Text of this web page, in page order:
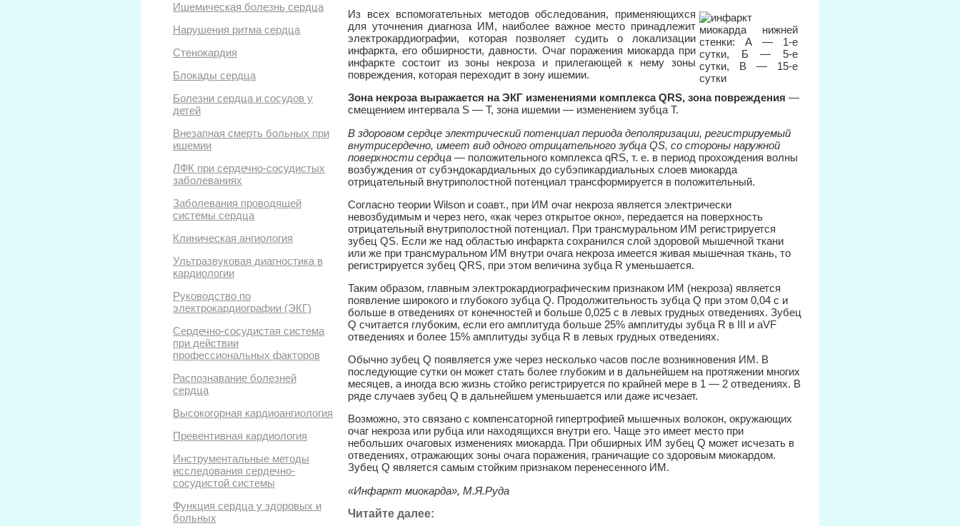
Ишемическая болезнь сердца
Нарушения ритма сердца
Стенокардия
Блокады сердца
Болезни сердца и сосудов у
детей
Внезапная смерть больных при
ишемии
ЛФК при сердечно-сосудистых
заболеваниях
Заболевания проводящей
системы сердца
Клиническая ангиология
Ультразвуковая диагностика в
кардиологии
Руководство по
электрокардиографии (ЭКГ)
Сердечно-сосудистая система
при действии
профессиональных факторов
Распознавание болезней
сердца
Высокогорная кардиоангиология
Превентивная кардиология
Инструментальные методы
исследования сердечно-
сосудистой системы
Функция сердца у здоровых и
больных
Из всех вспомогательных методов обследования, применяющихся
для уточнения диагноза ИМ, наиболее важное место принадлежит
электрокардиографии, которая позволяет судить о локализации
инфаркта, его обширности, давности. Очаг поражения миокарда при
инфаркте состоит из зоны некроза и прилегающей к нему зоны
повреждения, которая переходит в зону ишемии.
Зона некроза выражается на ЭКГ изменениями комплекса QRS, зона повреждения —
смещением интервала S — Т, зона ишемии — изменением зубца Т.
В здоровом сердце электрический потенциал периода деполяризации, регистрируемый
внутрисердечно, имеет вид одного отрицательного зубца QS, со стороны наружной
поверхности сердца — положительного комплекса qRS, т. е. в период прохождения волны
возбуждения от субэндокардиальных до субэпикардиальных слоев миокарда
отрицательный внутриполостной потенциал трансформируется в положительный.
Согласно теории Wilson и соавт., при ИМ очаг некроза является электрически
невозбудимым и через него, «как через открытое окно», передается на поверхность
отрицательный внутриполостной потенциал. При трансмуральном ИМ регистрируется
зубец QS. Если же над областью инфаркта сохранился слой здоровой мышечной ткани
или же при трансмуральном ИМ внутри очага некроза имеется живая мышечная ткань, то
регистрируется зубец QRS, при этом величина зубца R уменьшается.
Таким образом, главным электрокардиографическим признаком ИМ (некроза) является
появление широкого и глубокого зубца Q. Продолжительность зубца Q при этом 0,04 с и
больше в отведениях от конечностей и больше 0,025 с в левых грудных отведениях. Зубец
Q считается глубоким, если его амплитуда больше 25% амплитуды зубца R в III и aVF
отведениях и более 15% амплитуды зубца R в левых грудных отведениях.
Обычно зубец Q появляется уже через несколько часов после возникновения ИМ. В
последующие сутки он может стать более глубоким и в дальнейшем на протяжении многих
месяцев, а иногда всю жизнь стойко регистрируется по крайней мере в 1 — 2 отведениях. В
ряде случаев зубец Q в дальнейшем уменьшается или даже исчезает.
Возможно, это связано с компенсаторной гипертрофией мышечных волокон, окружающих
очаг некроза или рубца или находящихся внутри его. Чаще это имеет место при
небольших очаговых изменениях миокарда. При обширных ИМ зубец Q может исчезать в
отведениях, отражающих зоны очага поражения, граничащие со здоровым миокардом.
Зубец Q является самым стойким признаком перенесенного ИМ.
«Инфаркт миокарда», М.Я.Руда
Читайте далее: